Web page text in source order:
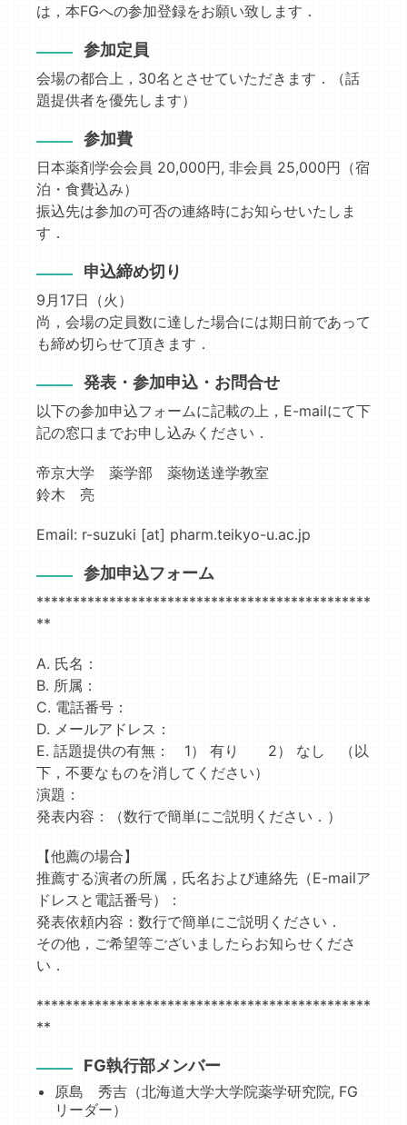
は，本FGへの参加登録をお願い致します．
参加定員
会場の都合上，30名とさせていただきます．（話
題提供者を優先します）
参加費
日本薬剤学会会員 20,000円, 非会員 25,000円（宿
泊・食費込み）
振込先は参加の可否の連絡時にお知らせいたしま
す．
申込締め切り
9月17日（火）
尚，会場の定員数に達した場合には期日前であって
も締め切らせて頂きます．
発表・参加申込・お問合せ
以下の参加申込フォームに記載の上，E-mailにて下
記の窓口までお申し込みください．
帝京大学 薬学部 薬物送達学教室
鈴木 亮
Email: r-suzuki [at] pharm.teikyo-u.ac.jp
参加申込フォーム
**********************************************
**
A. 氏名：
B. 所属：
C. 電話番号：
D. メールアドレス：
E. 話題提供の有無： 1） 有り 2） なし （以
下，不要なものを消してください）
演題：
発表内容：（数行で簡単にご説明ください．）
【他薦の場合】
推薦する演者の所属，氏名および連絡先（E-mailア
ドレスと電話番号）：
発表依頼内容：数行で簡単にご説明ください．
その他，ご希望等ございましたらお知らせくださ
い．
**********************************************
**
FG執行部メンバー
原島 秀吉（北海道大学大学院薬学研究院, FG
リーダー）